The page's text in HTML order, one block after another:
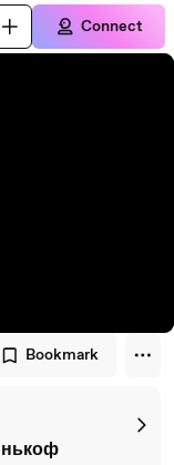
Connect
Bookmark